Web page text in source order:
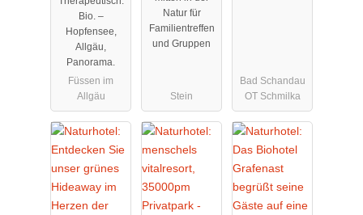
Bio. –
Hopfensee,
Allgäu,
Panorama.
Füssen im
Allgäu
Natur für
Familientreffen
und Gruppen
Stein
Bad Schandau
OT Schmilka